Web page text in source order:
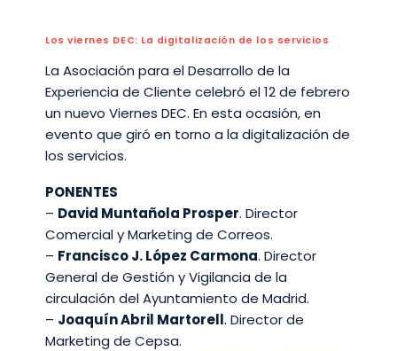
Los viernes DEC: La digitalización de los servicios
La Asociación para el Desarrollo de la
Experiencia de Cliente celebró el 12 de febrero
un nuevo Viernes DEC. En esta ocasión, en
evento que giró en torno a la digitalización de
los servicios.
PONENTES
– David Muntañola Prosper. Director
Comercial y Marketing de Correos.
– Francisco J. López Carmona. Director
General de Gestión y Vigilancia de la
circulación del Ayuntamiento de Madrid.
– Joaquín Abril Martorell. Director de
Marketing de Cepsa.